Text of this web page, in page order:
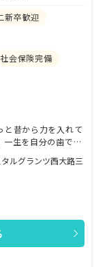
新卒歓迎
社会保険完備
昔から力を入れて
生を自分の歯で過
ます。 ②求め
方 ・周りとの協
観る意識がある方
意識がある方 この
以上が見学から面
ルグランツ西大路三